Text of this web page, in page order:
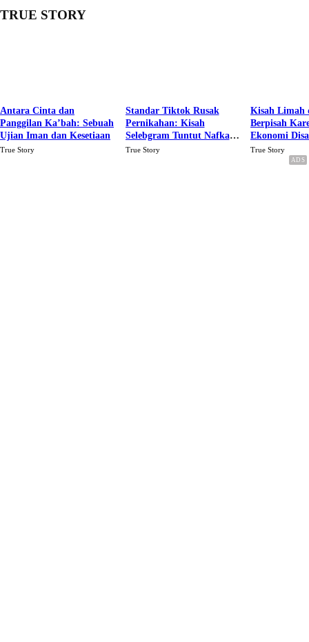
TRUE STORY
Antara Cinta dan
Panggilan Ka’bah: Sebuah
Ujian Iman dan Kesetiaan
True Story
Standar Tiktok Rusak
Pernikahan: Kisah
Selebgram Tuntut Nafkah
Rp.15 Juta Perbulan
True Story
Kisah Limah
Berpisah
Ekonomi
Karena Cinta
True Story